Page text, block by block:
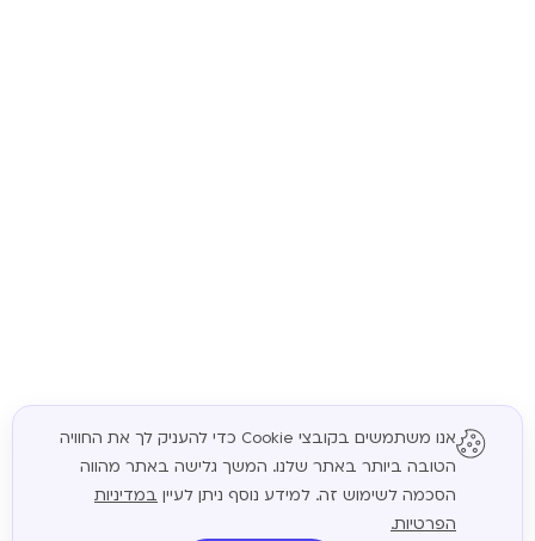
המשך
אנו משתמשים בקובצי Cookie כדי להעניק לך את החוויה
הטובה ביותר באתר שלנו. המשך גלישה באתר מהווה
הסכמה לשימוש זה. למידע נוסף ניתן לעיין במדיניות
הפרטיות.